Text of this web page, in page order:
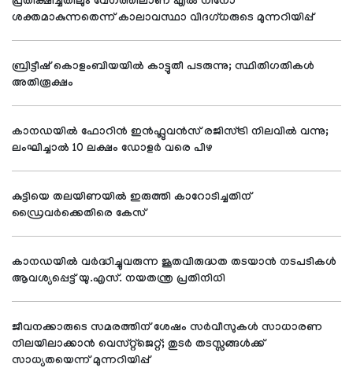
ശക്തമാകുന്നതെന്ന് കാലാവസ്ഥാ വിദഗ്ധരുടെ മുന്നറിയിപ്പ്
ബ്രിട്ടീഷ് കൊളംബിയയിൽ കാട്ടുതീ പടരുന്നു; സ്ഥിതിഗതികൾ
അതിരൂക്ഷം
കാനഡയിൽ ഫോറിൻ ഇൻഫ്ലുവൻസ് രജിസ്ട്രി നിലവിൽ വന്നു;
ലംഘിച്ചാൽ 10 ലക്ഷം ഡോളർ വരെ പിഴ
കുട്ടിയെ തലയിണയിൽ ഇരുത്തി കാറോടിച്ചതിന്
ഡ്രൈവർക്കെതിരെ കേസ്
കാനഡയിൽ വർദ്ധിച്ചുവരുന്ന ജൂതവിരുദ്ധത തടയാൻ നടപടികൾ
ആവശ്യപ്പെട്ട് യു.എസ്. നയതന്ത്ര പ്രതിനിധി
ജീവനക്കാരുടെ സമരത്തിന് ശേഷം സർവീസുകൾ സാധാരണ
നിലയിലാക്കാൻ വെസ്റ്റ്‌ജെറ്റ്; തുടർ തടസ്സങ്ങൾക്ക്
സാധ്യതയെന്ന് മുന്നറിയിപ്പ്